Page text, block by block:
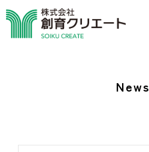
容
News